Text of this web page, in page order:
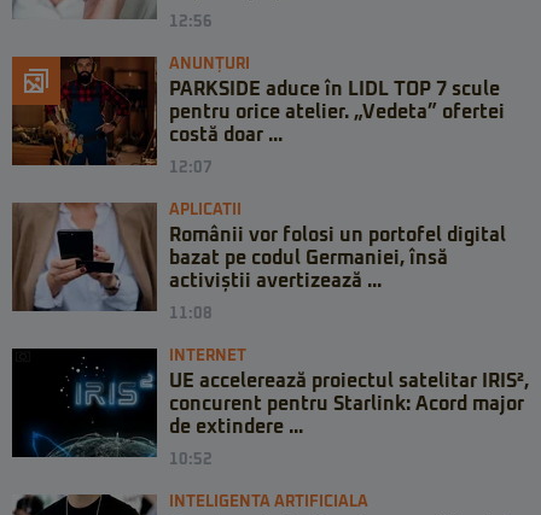
12:56
ANUNȚURI
PARKSIDE aduce în LIDL TOP 7 scule
pentru orice atelier. „Vedeta” ofertei
costă doar ...
12:07
APLICATII
Românii vor folosi un portofel digital
bazat pe codul Germaniei, însă
activiștii avertizează ...
11:08
INTERNET
UE accelerează proiectul satelitar IRIS²,
concurent pentru Starlink: Acord major
de extindere ...
10:52
INTELIGENTA ARTIFICIALA